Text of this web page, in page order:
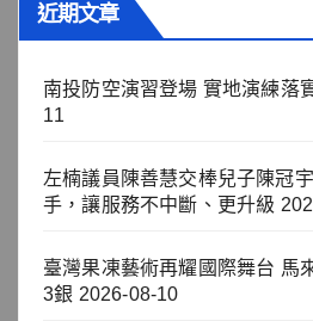
近期文章
南投防空演習登場 實地演練落
11
左楠議員陳善慧交棒兒子陳冠
手，讓服務不中斷、更升級
臺灣果凍藝術再耀國際舞台 馬
3銀 2026-08-10